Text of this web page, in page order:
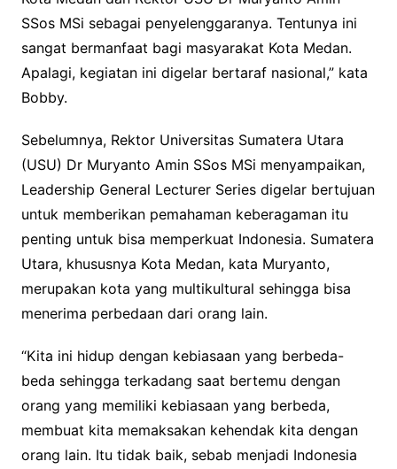
SSos MSi sebagai penyelenggaranya. Tentunya ini
sangat bermanfaat bagi masyarakat Kota Medan.
Apalagi, kegiatan ini digelar bertaraf nasional,” kata
Bobby.
Sebelumnya, Rektor Universitas Sumatera Utara
(USU) Dr Muryanto Amin SSos MSi menyampaikan,
Leadership General Lecturer Series digelar bertujuan
untuk memberikan pemahaman keberagaman itu
penting untuk bisa memperkuat Indonesia. Sumatera
Utara, khususnya Kota Medan, kata Muryanto,
merupakan kota yang multikultural sehingga bisa
menerima perbedaan dari orang lain.
“Kita ini hidup dengan kebiasaan yang berbeda-
beda sehingga terkadang saat bertemu dengan
orang yang memiliki kebiasaan yang berbeda,
membuat kita memaksakan kehendak kita dengan
orang lain. Itu tidak baik, sebab menjadi Indonesia